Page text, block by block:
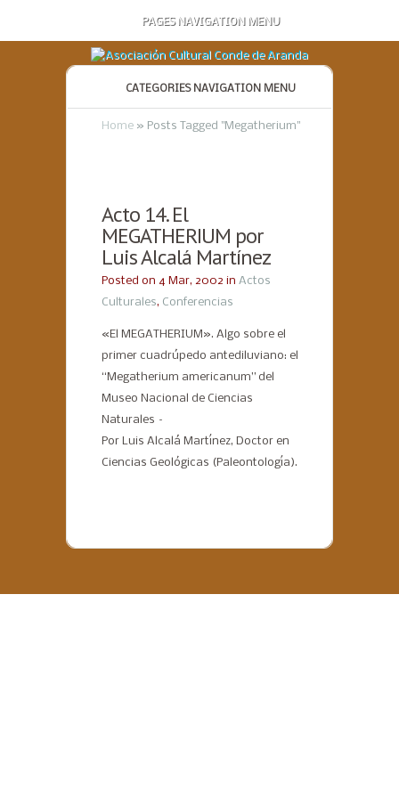
PAGES NAVIGATION MENU
CATEGORIES NAVIGATION MENU
Home » Posts Tagged "Megatherium"
Acto 14. El
MEGATHERIUM por
Luis Alcalá Martínez
Posted on 4 Mar, 2002 in Actos
Culturales, Conferencias
«El MEGATHERIUM». Algo sobre el
primer cuadrúpedo antediluviano: el
“Megatherium americanum” del
Museo Nacional de Ciencias
Naturales –
Por Luis Alcalá Martínez, Doctor en
Ciencias Geológicas (Paleontología).